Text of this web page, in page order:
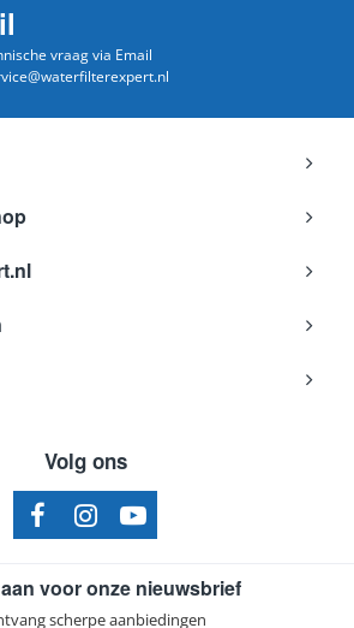
vraag via Email
Volg ons
voor onze nieuwsbrief
scherpe aanbiedingen